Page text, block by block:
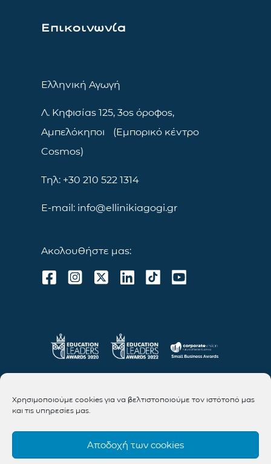
Χρησιμοποιούμε cookies για να βελτιστοποιούμε τον ιστότοπό μας
και τις υπηρεσίες μας.
Αποδοχή των cookies
Επικοινωνία
Ελληνική Αγωγή
Λ. Κηφισίας 125, 3ος όροφος,
Αμπελόκηποι (Εμπορικό κέντρο
Cosmos)
Τηλ: +30 210 522 1314
E-mail: info@ellinikiagogi.gr
Ακολουθήστε μας: